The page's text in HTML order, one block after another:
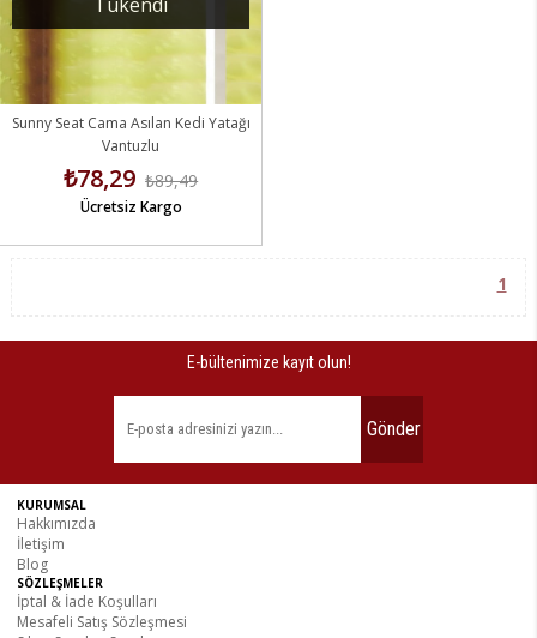
Sunny Seat Cama Asılan Kedi Yatağı
Vantuzlu
₺78,29 ₺89,49
Ücretsiz Kargo
1
E-bültenimize kayıt olun!
Gönder
KURUMSAL
Hakkımızda
İletişim
Blog
SÖZLEŞMELER
İptal & İade Koşulları
Mesafeli Satış Sözleşmesi